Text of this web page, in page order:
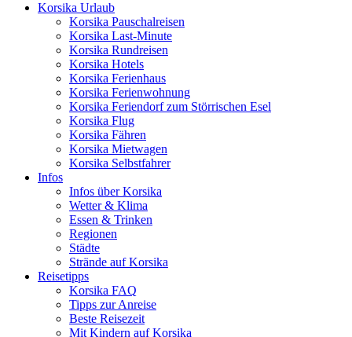
Korsika Urlaub
Korsika Pauschalreisen
Korsika Last-Minute
Korsika Rundreisen
Korsika Hotels
Korsika Ferienhaus
Korsika Ferienwohnung
Korsika Feriendorf zum Störrischen Esel
Korsika Flug
Korsika Fähren
Korsika Mietwagen
Korsika Selbstfahrer
Infos
Infos über Korsika
Wetter & Klima
Essen & Trinken
Regionen
Städte
Strände auf Korsika
Reisetipps
Korsika FAQ
Tipps zur Anreise
Beste Reisezeit
Mit Kindern auf Korsika